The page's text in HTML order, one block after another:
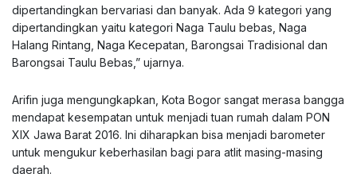
dipertandingkan bervariasi dan banyak. Ada 9 kategori yang
dipertandingkan yaitu kategori Naga Taulu bebas, Naga
Halang Rintang, Naga Kecepatan, Barongsai Tradisional dan
Barongsai Taulu Bebas,” ujarnya.
Arifin juga mengungkapkan, Kota Bogor sangat merasa bangga
mendapat kesempatan untuk menjadi tuan rumah dalam PON
XIX Jawa Barat 2016. Ini diharapkan bisa menjadi barometer
untuk mengukur keberhasilan bagi para atlit masing-masing
daerah.